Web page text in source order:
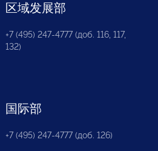
区域发展部
+7 (495) 247-4777 (доб. 116, 117,
132)
国际部
+7 (495) 247-4777 (доб. 126)